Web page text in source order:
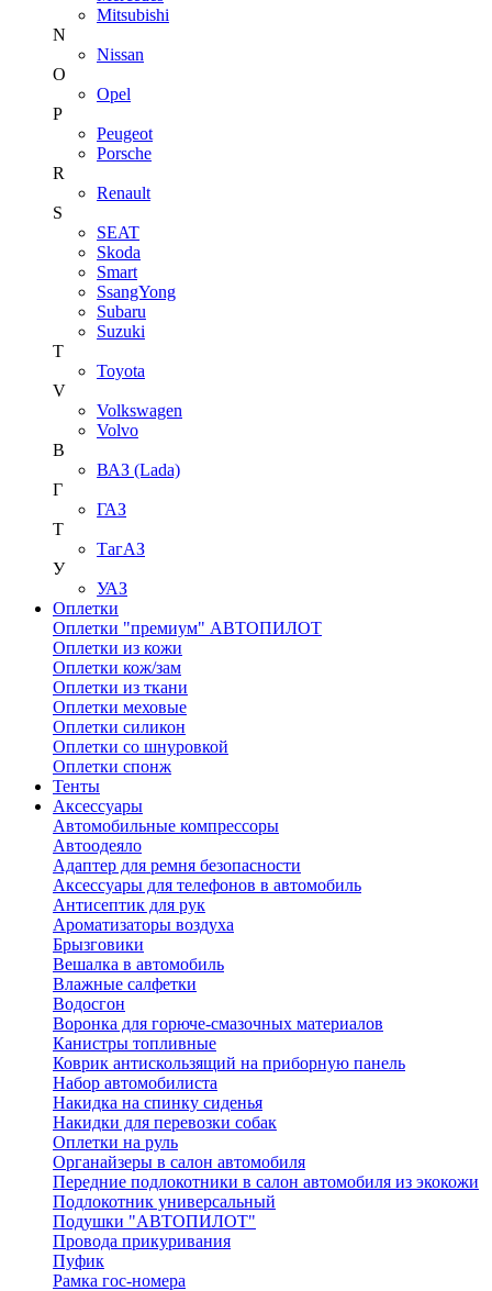
Mitsubishi
N
Nissan
O
Opel
P
Peugeot
Porsche
R
Renault
S
SEAT
Skoda
Smart
SsangYong
Subaru
Suzuki
T
Toyota
V
Volkswagen
Volvo
В
ВАЗ (Lada)
Г
ГАЗ
Т
ТагАЗ
У
УАЗ
Оплетки
Оплетки "премиум" АВТОПИЛОТ
Оплетки из кожи
Оплетки кож/зам
Оплетки из ткани
Оплетки меховые
Оплетки силикон
Оплетки со шнуровкой
Оплетки спонж
Тенты
Аксессуары
Автомобильные компрессоры
Автоодеяло
Адаптер для ремня безопасности
Аксессуары для телефонов в автомобиль
Антисептик для рук
Ароматизаторы воздуха
Брызговики
Вешалка в автомобиль
Влажные салфетки
Водосгон
Воронка для горюче-смазочных материалов
Канистры топливные
Коврик антискользящий на приборную панель
Набор автомобилиста
Накидка на спинку сиденья
Накидки для перевозки собак
Оплетки на руль
Органайзеры в салон автомобиля
Передние подлокотники в салон автомобиля из экокожи
Подлокотник универсальный
Подушки "АВТОПИЛОТ"
Провода прикуривания
Пуфик
Рамка гос-номера